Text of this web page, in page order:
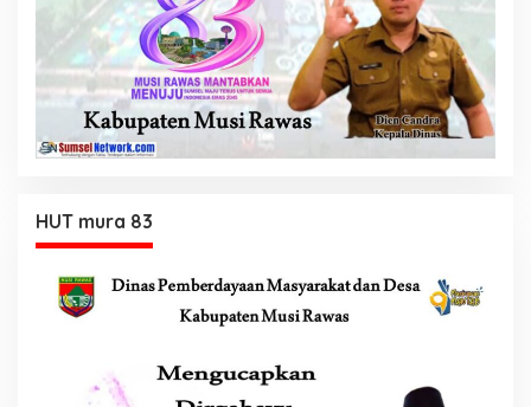
HUT mura 83